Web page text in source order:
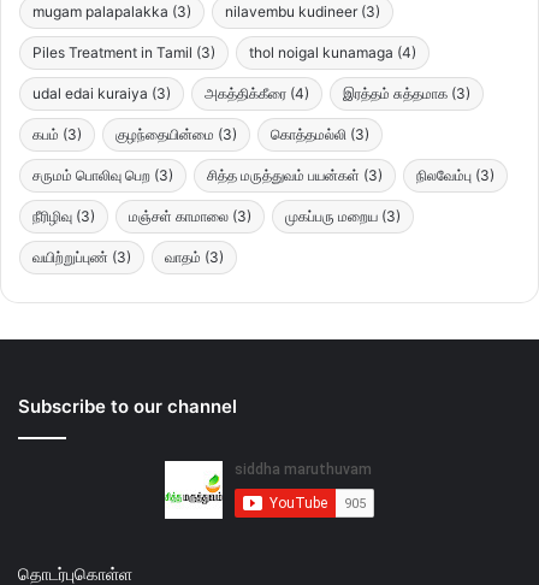
mugam palapalakka (3) nilavembu kudineer (3)
Piles Treatment in Tamil (3) thol noigal kunamaga (4)
udal edai kuraiya (3) அகத்திக்கீரை (4) இரத்தம் சுத்தமாக (3)
கபம் (3) குழந்தையின்மை (3) கொத்தமல்லி (3)
சருமம் பொலிவு பெற (3) சித்த மருத்துவம் பயன்கள் (3) நிலவேம்பு (3)
நீரிழிவு (3) மஞ்சள் காமாலை (3) முகப்பரு மறைய (3)
வயிற்றுப்புண் (3) வாதம் (3)
Subscribe to our channel
தொடர்புகொள்ள